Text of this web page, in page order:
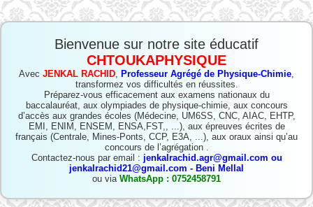
Bienvenue sur notre site éducatif
CHTOUKAPHYSIQUE
Avec JENKAL RACHID, Professeur Agrégé de Physique-Chimie,
transformez vos difficultés en réussites.
Préparez-vous efficacement aux examens nationaux du
baccalauréat, aux olympiades de physique-chimie, aux concours
d’accès aux grandes écoles (Médecine, UM6SS, CNC, AIAC, EHTP,
EMI, ENIM, ENSEM, ENSA,FST,, ...), aux épreuves écrites de
français (Centrale, Mines-Ponts, CCP, E3A, ...), aux oraux ainsi qu’au
concours de l’agrégation .
Contactez-nous par email : jenkalrachid.agr@gmail.com ou
jenkalrachid21@gmail.com - Beni Mellal
ou via WhatsApp : 0752458791